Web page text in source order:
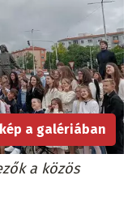
a galériában
a közös